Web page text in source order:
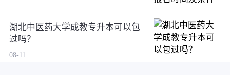
湖北中医药大学成教专升本可以包
过吗？
08-11